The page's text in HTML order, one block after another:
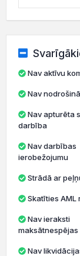
Nav aktīvu
Nav
darbība
ierobežojumu
Strādā ar
Skatīties AML
Nav